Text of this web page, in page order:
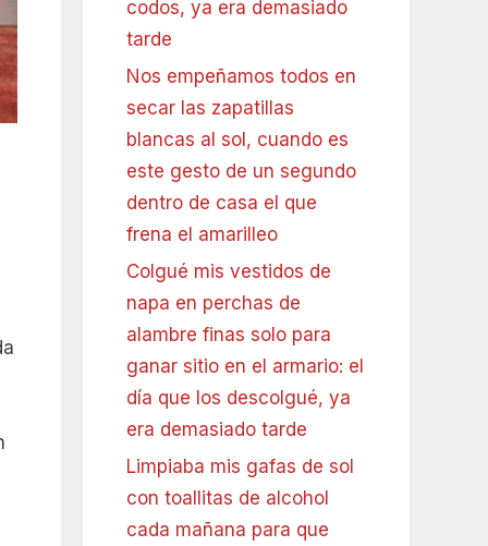
codos, ya era demasiado
tarde
Nos empeñamos todos en
secar las zapatillas
blancas al sol, cuando es
este gesto de un segundo
dentro de casa el que
frena el amarilleo
Colgué mis vestidos de
napa en perchas de
alambre finas solo para
ganar sitio en el armario: el
día que los descolgué, ya
era demasiado tarde
Limpiaba mis gafas de sol
con toallitas de alcohol
cada mañana para que